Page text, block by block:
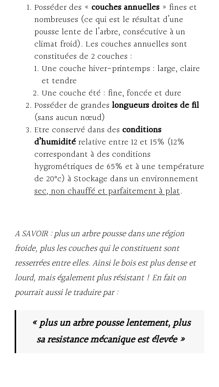
Posséder des « couches annuelles » fines et
nombreuses (ce qui est le résultat d’une
pousse lente de l’arbre, consécutive à un
climat froid). Les couches annuelles sont
constituées de 2 couches :
Une couche hiver-printemps : large, claire
et tendre
Une couche été : fine, foncée et dure
Posséder de grandes longueurs droites de fil
(sans aucun nœud)
Etre conservé dans des conditions
d’humidité relative entre 12 et 15% (12%
correspondant à des conditions
hygrométriques de 65% et à une température
de 20°c) à Stockage dans un environnement
sec, non chauffé et parfaitement à plat.
A SAVOIR : plus un arbre pousse dans une région
froide, plus les couches qui le constituent sont
resserrées entre elles. Ainsi le bois est plus dense et
lourd, mais également plus résistant ! En fait on
pourrait aussi le traduire par :
« plus un arbre pousse lentement, plus
sa resistance mécanique est élevée »